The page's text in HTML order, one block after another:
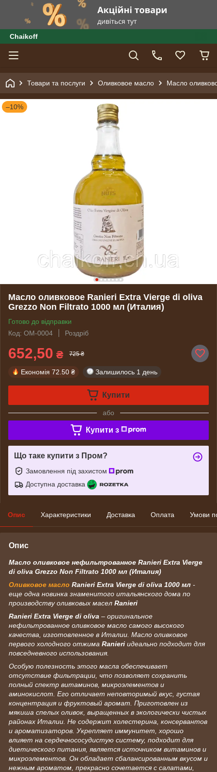
Сhaikoff
Товари та послуги Оливковое масло Масло
–10%
Масло оливковое Ranieri Extra Vierge di oliva
Grezzo Non Filtrato 1000 мл (Италия)
Готово до відправки
Код: OM-0004
Роздріб
652,50 ₴ 725 ₴
Економія 72.50 ₴ Залишилось 1 день
Купити
або
Купити з
Що таке купити з Пром?
Замовлення під захистом
Доступна доставка
Опис Характеристики Доставка Оплата Умови
Опис
Масло оливковое нефильтрованное Ranieri Extra Vierge
di oliva Grezzo Non Filtrato 1000 мл (Италия)
Оливковое масло Ranieri Extra Vierge di oliva 1000 мл -
еще одна новинка знаменитого итальянского дома по
производству оливковых масел Ranieri
Ranieri Extra Vierge di oliva – оригинальное
нефильтрованное оливковое масло самого высокого
качества, изготовленное в Италии. Масло оливковое
первого холодного отжима Ranieri идеально подходит для
повседневного использования.
Особую полезность этого масла обеспечивает
отсутствие фильтрации, что позволяет сохранить
полный спектр витаминов, микроэлементов и
аминокислот. Его отличает неповторимый вкус, густая
концентрация и фруктовый аромат. Приготовлен из
мякиша спелых оливок, выращенных в экологически чистых
районах Италии. Не содержит холестерина, консервантов
и ароматизаторов. Укрепляет иммунитет, хорошо
влияет на сердечнососудистую систему, подходит для
диетического питания, является источником витаминов и
микроэлементов. Он обладает сбалансированным вкусом и
нежным ароматом, прекрасно сочетается с салатами,